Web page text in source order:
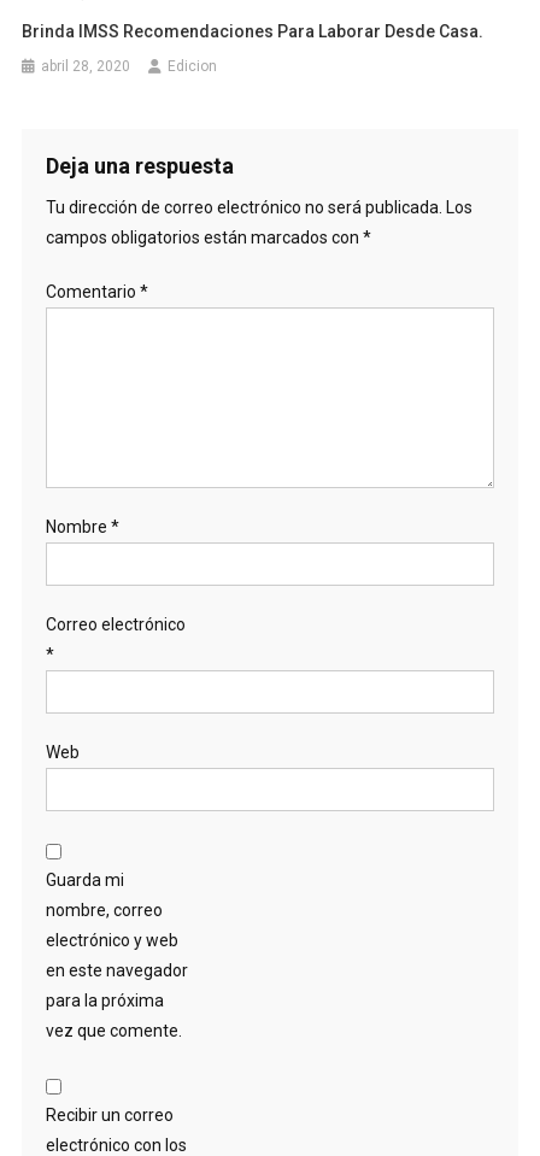
Brinda IMSS Recomendaciones Para Laborar Desde Casa.
abril 28, 2020 Edicion
Deja una respuesta
Tu dirección de correo electrónico no será publicada. Los
campos obligatorios están marcados con *
Comentario *
Nombre *
Correo electrónico
*
Web
Guarda mi
nombre, correo
electrónico y web
en este navegador
para la próxima
vez que comente.
Recibir un correo
electrónico con los